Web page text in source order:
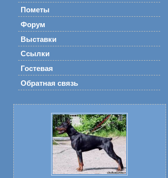
Пометы
Форум
Выставки
Ссылки
Гостевая
Обратная связь